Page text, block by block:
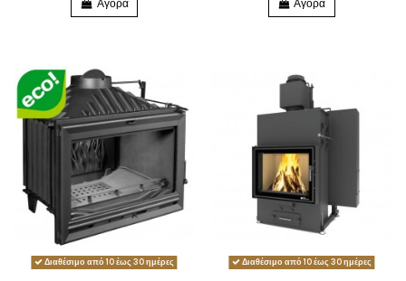
Αγορά
Αγορά
Διαθέσιμο από 10 έως 30 ημέρες Διαθέσιμο από 10 έως 30 ημέρες